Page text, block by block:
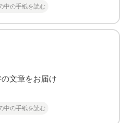
中の手紙を読む
文章をお届け
中の手紙を読む